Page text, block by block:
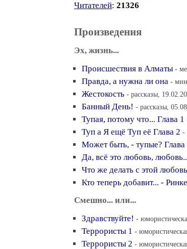
Читателей: 21326
Произведения
Эх, жизнь...
Происшествия в Алматы -
Правда, а нужна ли она -
Жестокость - рассказы,
Банный День! - рассказы,
Тупая, потому что... Глава 1
Туп а Я ещё Туп её Глава 2 -
Может быть, - тупые? Глава
Да, всё это любовь,
Что же делать с этой
Кто теперь добавит... -
Смешно... или...
Здравствуйте! -
Террористы 1 -
Террористы 2 -